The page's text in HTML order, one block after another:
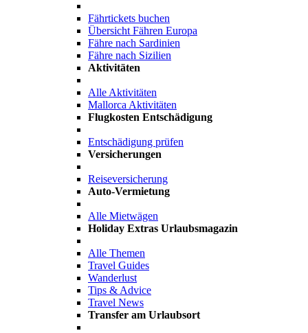
Fährtickets buchen
Übersicht Fähren Europa
Fähre nach Sardinien
Fähre nach Sizilien
Aktivitäten
Alle Aktivitäten
Mallorca Aktivitäten
Flugkosten Entschädigung
Entschädigung prüfen
Versicherungen
Reiseversicherung
Auto-Vermietung
Alle Mietwägen
Holiday Extras Urlaubsmagazin
Alle Themen
Travel Guides
Wanderlust
Tips & Advice
Travel News
Transfer am Urlaubsort